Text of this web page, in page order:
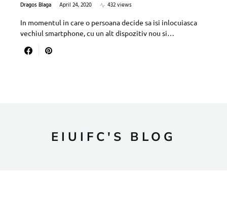
Dragos Blaga April 24, 2020
432 views
In momentul in care o persoana decide sa isi inlocuiasca
vechiul smartphone, cu un alt dispozitiv nou si…
EIUIFC'S BLOG